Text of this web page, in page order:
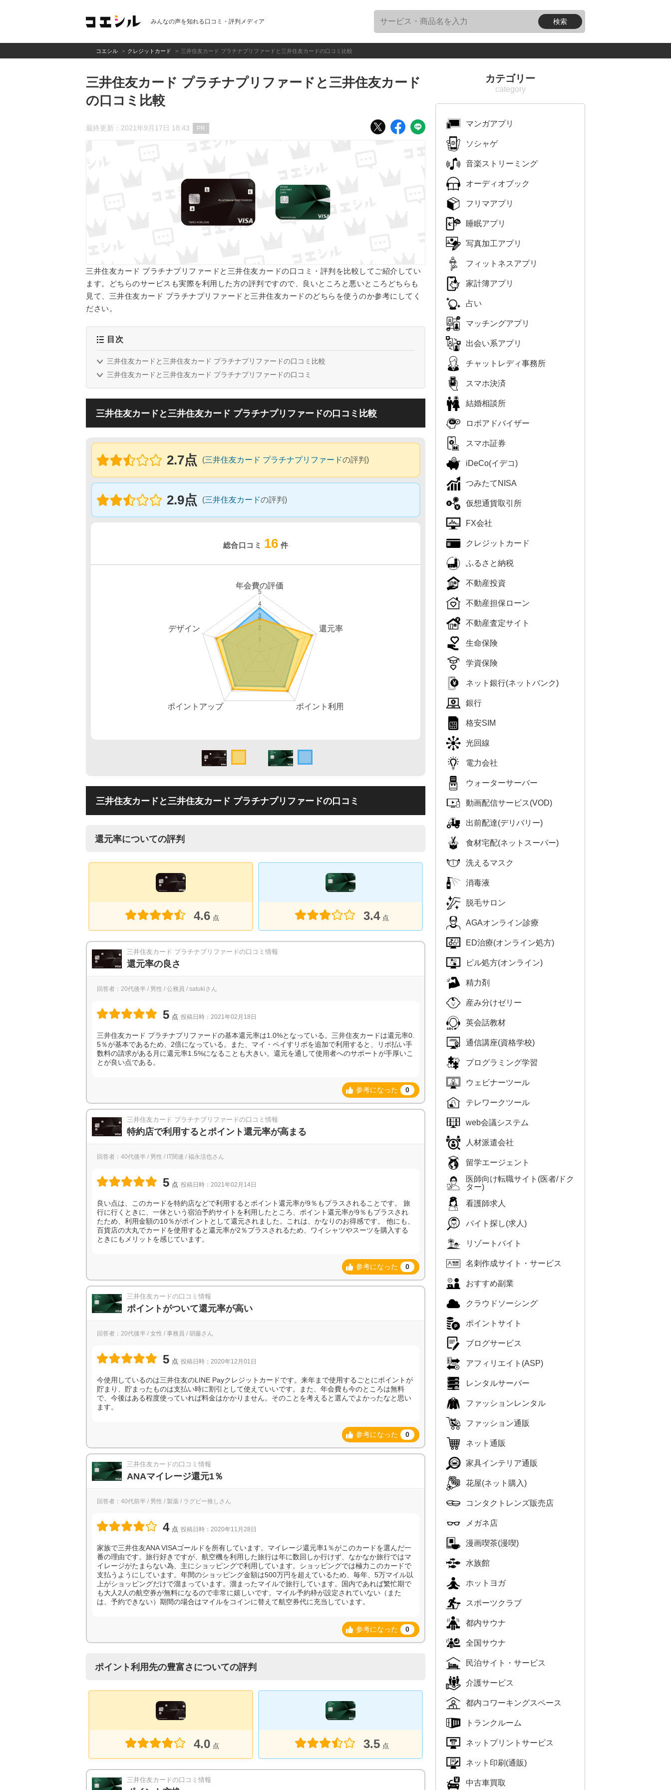
みんなの声を知れる口コミ・評判メディア
コエシル クレジットカード 三井住友カード プラチナプリファードと三井住友カードの口コミ比較
三井住友カード プラチナプリファードと三井住友カード
の口コミ比較
最終更新：2021年9月17日 18:43 PR
三井住友カード プラチナプリファードと三井住友カードの口コミ・評判を比較してご紹介してい
ます。どちらのサービスも実際を利用した方の評判ですので、良いところと悪いところどちらも
見て、三井住友カード プラチナプリファードと三井住友カードのどちらを使うのか参考にしてく
ださい。
目次
三井住友カードと三井住友カード プラチナプリファードの口コミ比較
三井住友カードと三井住友カード プラチナプリファードの口コミ
三井住友カードと三井住友カード プラチナプリファードの口コミ比較
2.7点 (三井住友カード プラチナプリファードの評判)
2.9点 (三井住友カードの評判)
総合口コミ 16 件
三井住友カードと三井住友カード プラチナプリファードの口コミ
還元率についての評判
4.6 点 3.4 点
三井住友カード プラチナプリファードの口コミ情報
還元率の良さ
回答者：20代後半 / 男性 / 公務員 / satukiさん
5 点 投稿日時：2021年02月18日
三井住友カード プラチナプリファードの基本還元率は1.0%となっている。三井住友カードは還元率0.
5％が基本であるため、2倍になっている。また、マイ・ペイすリボを追加で利用すると、リボ払い手
数料の請求がある月に還元率1.5%になることも大きい。還元を通して使用者へのサポートが手厚いこ
とが良い点である。
参考になった 0
三井住友カード プラチナプリファードの口コミ情報
特約店で利用するとポイント還元率が高まる
回答者：40代後半 / 男性 / IT関連 / 福永活也さん
5 点 投稿日時：2021年02月14日
良い点は、このカードを特約店などで利用するとポイント還元率が9％もプラスされることです。 旅
行に行くときに、一休という宿泊予約サイトを利用したところ、ポイント還元率が9％もプラスされ
たため、利用金額の10％がポイントとして還元されました。これは、かなりのお得感です。 他にも、
百貨店の大丸でカードを使用すると還元率が2％プラスされるため、ワイシャツやスーツを購入する
ときにもメリットを感じています。
参考になった 0
三井住友カードの口コミ情報
ポイントがついて還元率が高い
回答者：20代後半 / 女性 / 事務員 / 胡藤さん
5 点 投稿日時：2020年12月01日
今使用しているのは三井住友のLINE Payクレジットカードです。来年まで使用するごとにポイントが
貯まり、貯まったものは支払い時に割引として使えていいです。また、年会費も今のところは無料
で、今後はある程度使っていれば料金はかかりません。そのことを考えると選んでよかったなと思い
ます。
参考になった 0
三井住友カードの口コミ情報
ANAマイレージ還元1％
回答者：40代前半 / 男性 / 製薬 / ラグビー推しさん
4 点 投稿日時：2020年11月28日
家族で三井住友ANA VISAゴールドを所有しています。マイレージ還元率1％がこのカードを選んだ一
番の理由です。旅行好きですが、航空機を利用した旅行は年に数回しか行けず、なかなか旅行ではマ
イレージがたまらない為、主にショッピングで利用しています。ショッピングでは極力このカードで
支払うようにしています。年間のショッピング金額は500万円を超えているため、毎年、5万マイル以
上がショッピングだけで溜まっています。溜まったマイルで旅行しています。国内であれば繁忙期で
も大人2人の航空券が無料になるので非常に嬉しいです。マイル予約枠が設定されていない（また
は、予約できない）期間の場合はマイルをコインに替えて航空券代に充当しています。
参考になった 0
ポイント利用先の豊富さについての評判
4.0 点 3.5 点
三井住友カードの口コミ情報
カテゴリー
マンガアプリ
ソシャゲ
音楽ストリーミング
オーディオブック
フリマアプリ
睡眠アプリ
写真加工アプリ
フィットネスアプリ
家計簿アプリ
占い
マッチングアプリ
出会い系アプリ
チャットレディ事務所
スマホ決済
結婚相談所
ロボアドバイザー
スマホ証券
iDeCo(イデコ)
つみたてNISA
仮想通貨取引所
FX会社
クレジットカード
ふるさと納税
不動産投資
不動産担保ローン
不動産査定サイト
生命保険
学資保険
ネット銀行(ネットバンク)
銀行
格安SIM
光回線
電力会社
ウォーターサーバー
動画配信サービス(VOD)
出前配達(デリバリー)
食材宅配(ネットスーパー)
洗えるマスク
消毒液
脱毛サロン
AGAオンライン診療
ED治療(オンライン処方)
ピル処方(オンライン)
精力剤
産み分けゼリー
英会話教材
通信講座(資格学校)
プログラミング学習
ウェビナーツール
テレワークツール
web会議システム
人材派遣会社
留学エージェント
医師向け転職サイト(医者/ドク
ター)
看護師求人
バイト探し(求人)
リゾートバイト
名刺作成サイト・サービス
おすすめ副業
クラウドソーシング
ポイントサイト
ブログサービス
アフィリエイト(ASP)
レンタルサーバー
ファッションレンタル
ファッション通販
ネット通販
家具インテリア通販
花屋(ネット購入)
コンタクトレンズ販売店
メガネ店
漫画喫茶(漫喫)
水族館
ホットヨガ
スポーツクラブ
都内サウナ
全国サウナ
民泊サイト・サービス
介護サービス
都内コワーキングスペース
トランクルーム
ネットプリントサービス
ネット印刷(通販)
中古車買取